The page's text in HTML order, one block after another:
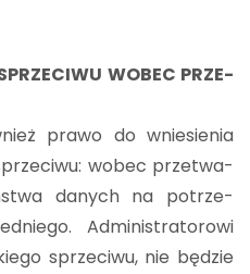
WOBEC PRZE­
prawo do wnie­sie­nia
wobec prze­twa­
da­nych na po­trze­
Ad­mi­ni­stra­to­ro­wi
sprze­ci­wu, nie bę­dzie